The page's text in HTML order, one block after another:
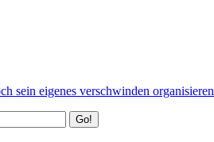
sein eigenes verschwinden organisieren